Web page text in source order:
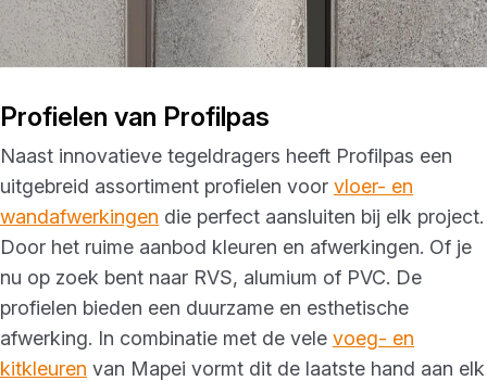
Profielen van Profilpas
Naast innovatieve tegeldragers heeft Profilpas een
uitgebreid assortiment profielen voor vloer- en
wandafwerkingen die perfect aansluiten bij elk project.
Door het ruime aanbod kleuren en afwerkingen. Of je
nu op zoek bent naar RVS, alumium of PVC. De
profielen bieden een duurzame en esthetische
afwerking. In combinatie met de vele voeg- en
kitkleuren van Mapei vormt dit de laatste hand aan elk